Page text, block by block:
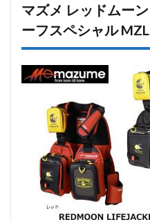
マズメ レッドムー
ーフスペシャル